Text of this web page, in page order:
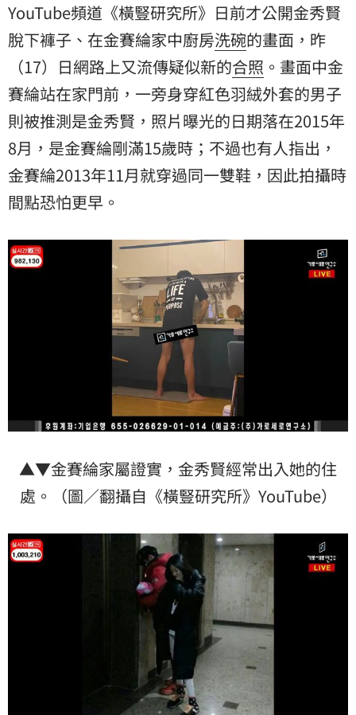
YouTube頻道《橫豎研究所》日前才公開金秀賢
脫下褲子、在金賽綸家中廚房洗碗的畫面，昨
（17）日網路上又流傳疑似新的合照 。畫面中金
賽綸站在家門前，一旁身穿紅色羽絨外套的男子
則被推測是金秀賢，照片曝光的日期落在2015年
8月，是金賽綸剛滿15歲時；不過也有人指出，
金賽綸2013年11月就穿過同一雙鞋，因此拍攝時
間點恐怕更早。
▲▼金賽綸家屬證實，金秀賢經常出入她的住
處。（圖／翻攝自《橫豎研究所》YouTube）